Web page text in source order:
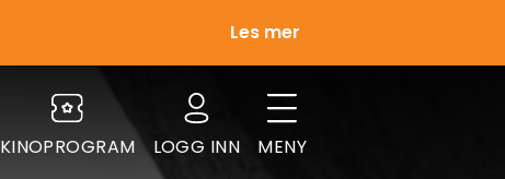
Les mer
KINOPROGRAM LOGG INN MENY